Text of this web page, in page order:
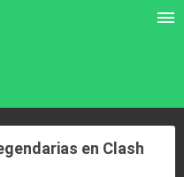
en Clash